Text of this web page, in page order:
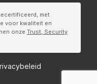
met
voor kwaliteit en
onze Trust, Security